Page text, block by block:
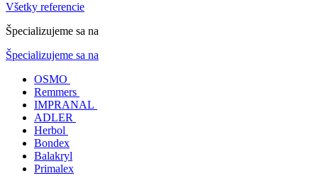
Všetky referencie
Špecializujeme sa na
Špecializujeme sa na
OSMO
Remmers
IMPRANAL
ADLER
Herbol
Bondex
Balakryl
Primalex